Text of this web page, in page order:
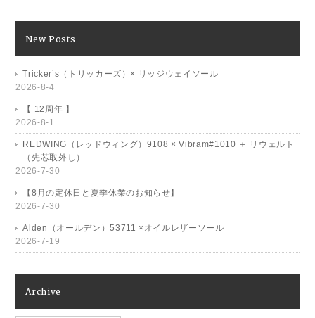
New Posts
Tricker’s（トリッカーズ）× リッジウェイソール
2026-8-4
【 12周年 】
2026-8-1
REDWING（レッドウィング）9108 × Vibram#1010 ＋ リウェルト
（先芯取外し）
2026-7-30
【8月の定休日と夏季休業のお知らせ】
2026-7-30
Alden（オールデン）53711 ×オイルレザーソール
2026-7-19
Archive